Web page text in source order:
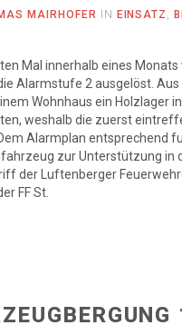
MAIRHOFER IN EINSATZ ,
Mal innerhalb eines
Alarmstufe 2 ausgelöst.
Wohnhaus ein Holzlager
weshalb die zuerst
Alarmplan entsprechend
zur Unterstützung in
der Luftenberger
FF St.